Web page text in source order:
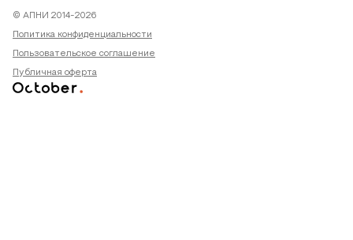
© АПНИ 2014-2026
Политика конфиденциальности
Пользовательское соглашение
Публичная оферта